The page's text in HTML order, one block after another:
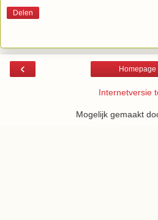
Delen
‹ Homepage
Internetversie
Mogelijk gemaakt